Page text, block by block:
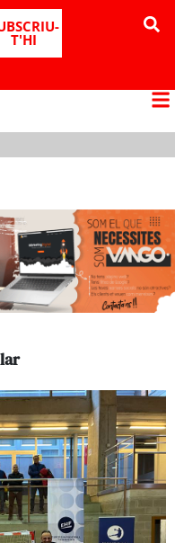
T'HI